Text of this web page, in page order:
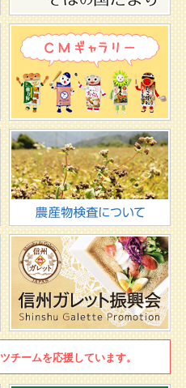
チームを応援しています。